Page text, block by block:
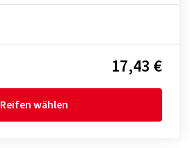
17,43 €
Reifen wählen